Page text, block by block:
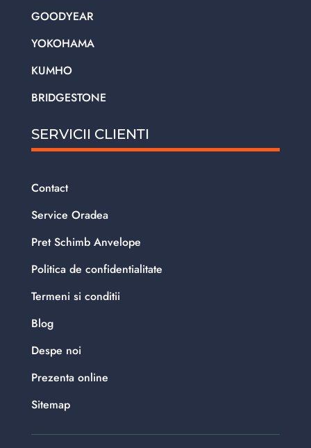
GOODYEAR
YOKOHAMA
KUMHO
BRIDGESTONE
SERVICII CLIENTI
Contact
Service Oradea
Pret Schimb Anvelope
Politica de confidentialitate
Termeni si conditii
Blog
Despe noi
Prezenta online
Sitemap